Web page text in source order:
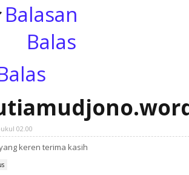
Balasan
Balas
02.00
keren terima kasih